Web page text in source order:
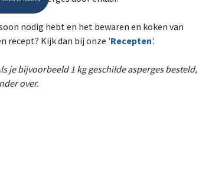
nodig hebt en het bewaren en koken van
recept? Kijk dan bij onze 'Recepten'.
je bijvoorbeeld 1 kg geschilde asperges besteld,
over.